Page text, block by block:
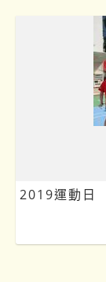
2019運動日